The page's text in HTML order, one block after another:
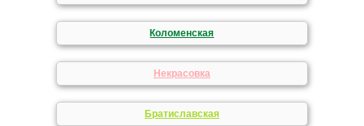
Коломенская
Некрасовка
Братиславская